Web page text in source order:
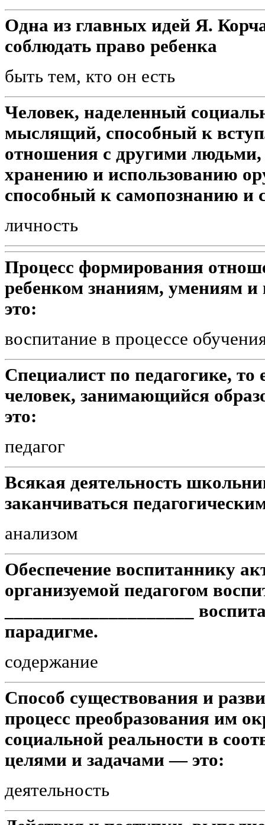
Одна из главных идей Я.
соблюдать право ребенка
быть тем, кто он есть
Человек, наделенный
мыслящий, способный к
отношения с другими
хранению и использованию
способный к самопознанию и
личность
Процесс формирования
ребенком знаниям, умениям
это:
воспитание в процессе
Специалист по педагогике,
человек, занимающийся
это:
педагог
Всякая деятельность
заканчиваться
анализом
Обеспечение воспитаннику
организуемой педагогом
____________________
парадигме.
содержание
Способ существования и
процесс преобразования им
социальной реальности в
целями и задачами — это:
деятельность